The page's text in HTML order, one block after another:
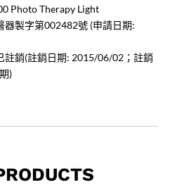
Photo Therapy Light
器製字第002482號 (申請日期:
註銷(註銷日期: 2015/06/02；註銷
)